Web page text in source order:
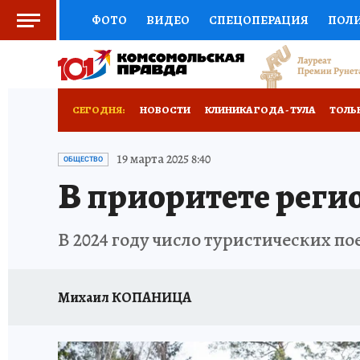
ФОТО ВИДЕО СПЕЦОПЕРАЦИЯ
СОЦПОДДЕРЖКА НАУКА СПОРТ
РАДИО КП РЕКЛАМА ТЕСТЫ
СЕГОДНЯ: НОВОСТИ КЛИНИКА ГОДА - ТУЛА
ЗАПОВЕДНАЯ РОССИЯ
ОБЩЕСТВО 19 марта 2025 8:40
В приоритете
В 2024 году число туристических
Михаил КОПАНИЦА